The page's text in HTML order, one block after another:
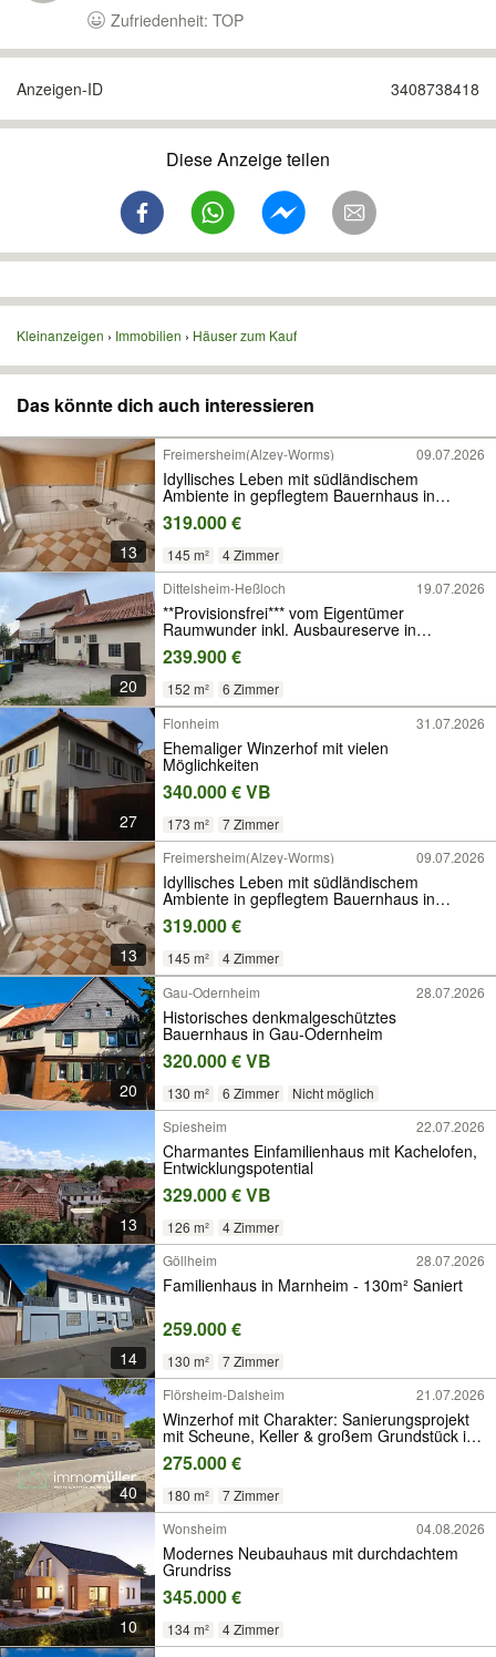
Zufriedenheit: TOP
Anzeigen-ID 3408738418
Diese Anzeige teilen
Kleinanzeigen Immobilien Häuser zum Kauf
Das könnte dich auch interessieren
13
Freimersheim(Alzey-Worms) 09.07.2026
Idyllisches Leben mit südländischem
Ambiente in gepflegtem Bauernhaus in
Freimersheim
319.000 €
145 m² 4 Zimmer
20
Dittelsheim-Heßloch 19.07.2026
**Provisionsfrei*** vom Eigentümer
Raumwunder inkl. Ausbaureserve in
Dittelsheim-Hessloch
239.900 €
152 m² 6 Zimmer
27
Flonheim 31.07.2026
Ehemaliger Winzerhof mit vielen
Möglichkeiten
340.000 € VB
173 m² 7 Zimmer
13
Freimersheim(Alzey-Worms) 09.07.2026
Idyllisches Leben mit südländischem
Ambiente in gepflegtem Bauernhaus in
Freimersheim
319.000 €
145 m² 4 Zimmer
20
Gau-Odernheim 28.07.2026
Historisches denkmalgeschütztes
Bauernhaus in Gau-Odernheim
320.000 € VB
130 m² 6 Zimmer Nicht möglich
13
Spiesheim 22.07.2026
Charmantes Einfamilienhaus mit Kachelofen,
Entwicklungspotential
329.000 € VB
126 m² 4 Zimmer
14
Göllheim 28.07.2026
Familienhaus in Marnheim - 130m² Saniert
259.000 €
130 m² 7 Zimmer
40
Flörsheim-Dalsheim 21.07.2026
Winzerhof mit Charakter: Sanierungsprojekt
mit Scheune, Keller & großem Grundstück in
Dalsheim
275.000 €
180 m² 7 Zimmer
10
Wonsheim 04.08.2026
Modernes Neubauhaus mit durchdachtem
Grundriss
345.000 €
134 m²
4 Zimmer